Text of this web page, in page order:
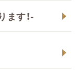
す！-